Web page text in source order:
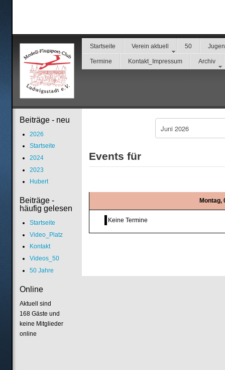
Startseite Verein aktuell 50
Termine Kontakt_Impressum Archiv
Events für
Montag,
Keine Termine
Beiträge - neu
2026
Startseite
2024
2023
Hubert
Beiträge -
häufig gelesen
Startseite
Video_Platz
Kontakt
Videos_50
50 Jahre
Online
Aktuell sind
168 Gäste und
keine Mitglieder
online